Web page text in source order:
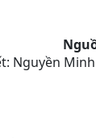
Nguyền